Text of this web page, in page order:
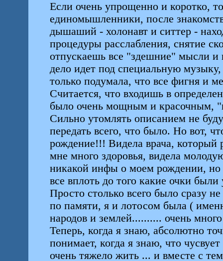
Если очень упрощенно и коротко,
единомышленники, после
дышаший - холонавт и ситтер -
процедуры расслабления, снятие
отпускаешь все "здешние" мысли и
дело идет под специальную
только подумала, что все фигня и
Считается, что входишь в
было очень мощным и красочным,
Сильно утомлять описанием не
передать всего, что было. Но вот,
рождение!!! Видела врача, который
мне много здоровья, видела
никакой инфы о моем рождении, но
все вплоть до того какие очки были
Просто столько всего было сразу
по памяти, я и лотосом была (
народов и землей.......... очень много
Теперь, когда я знаю, абсолютно
понимает, когда я знаю, что
очень тяжело жить ... и вместе с